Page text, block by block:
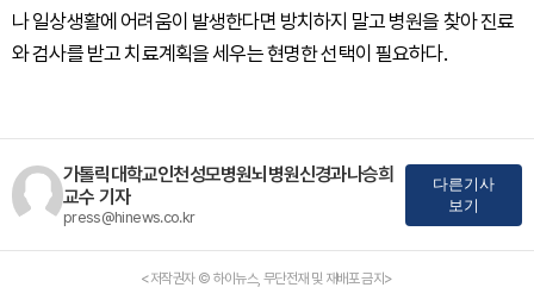
나 일상생활에 어려움이 발생한다면 방치하지 말고 병원을 찾아 진료
와 검사를 받고 치료계획을 세우는 현명한 선택이 필요하다.
가톨릭대학교인천성모병원뇌병원신경과나승희
교수 기자
press@hinews.co.kr
다른기사
보기
<저작권자 © 하이뉴스, 무단전재 및 재배포 금지>